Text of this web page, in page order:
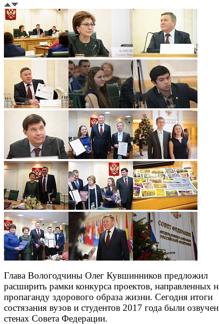
Глава Вологодчины Олег Кувшинников предложил
расширить рамки конкурса проектов, направленных
пропаганду здорового образа жизни. Сегодня итоги
состязания вузов и студентов 2017 года были
стенах Совета Федерации.